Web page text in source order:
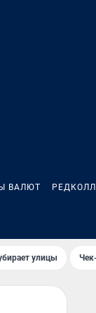
ВАЛЮТ
улицы